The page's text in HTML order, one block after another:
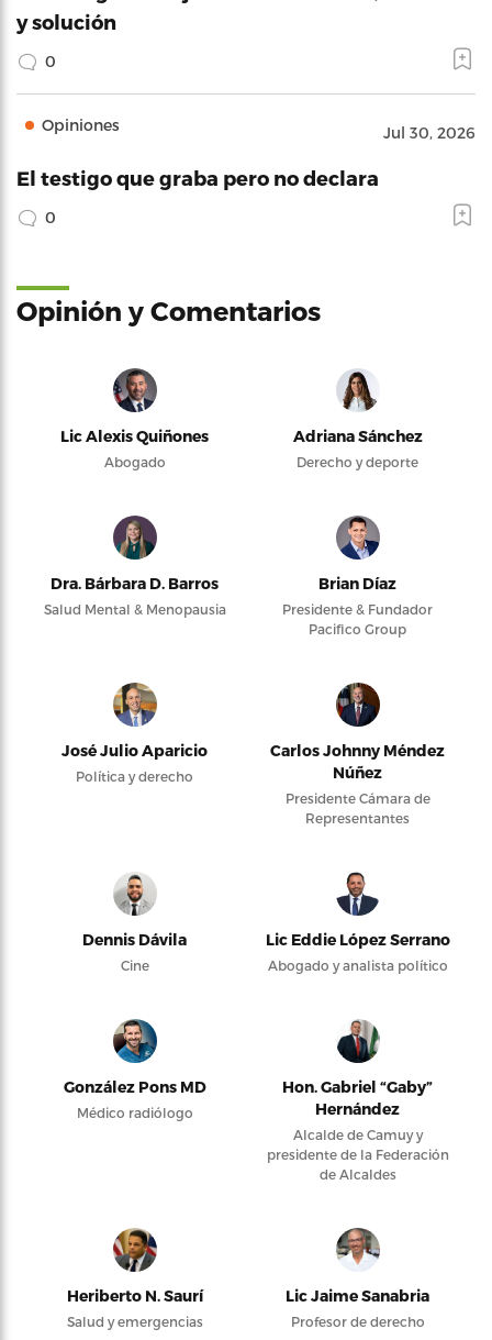
y solución
0
Opiniones Jul 30, 2026
El testigo que graba pero no declara
0
Opinión y Comentarios
Lic Alexis Quiñones
Abogado
Adriana Sánchez
Derecho y deporte
Dra. Bárbara D. Barros
Salud Mental & Menopausia
Brian Díaz
Presidente & Fundador
Pacifico Group
José Julio Aparicio
Política y derecho
Carlos Johnny Méndez
Núñez
Presidente Cámara de
Representantes
Dennis Dávila
Cine
Lic Eddie López Serrano
Abogado y analista político
González Pons MD
Médico radiólogo
Hon. Gabriel “Gaby”
Hernández
Alcalde de Camuy y
presidente de la Federación
de Alcaldes
Heriberto N. Saurí
Salud y emergencias
Lic Jaime Sanabria
Profesor de derecho